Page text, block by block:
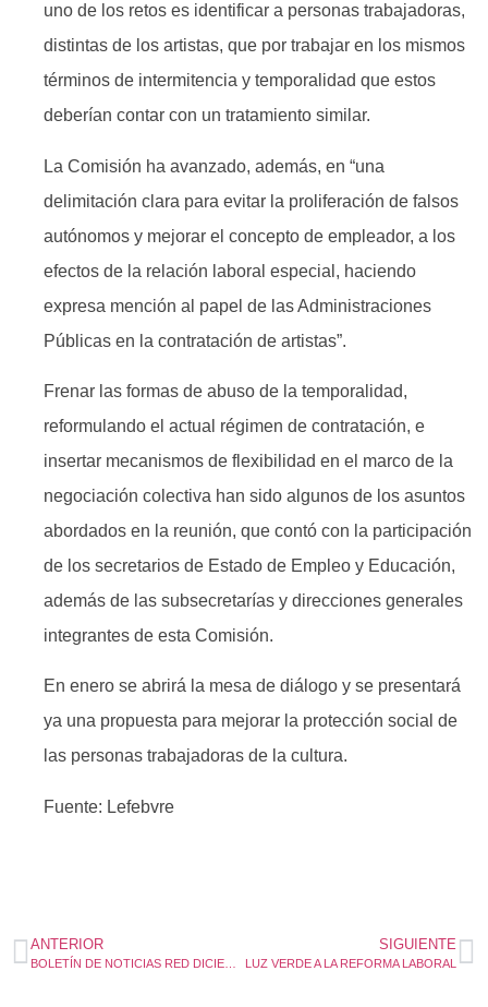
uno de los retos es identificar a personas trabajadoras,
distintas de los artistas, que por trabajar en los mismos
términos de intermitencia y temporalidad que estos
deberían contar con un tratamiento similar.
La Comisión ha avanzado, además, en “una
delimitación clara para evitar la proliferación de falsos
autónomos y mejorar el concepto de empleador, a los
efectos de la relación laboral especial, haciendo
expresa mención al papel de las Administraciones
Públicas en la contratación de artistas”.
Frenar las formas de abuso de la temporalidad,
reformulando el actual régimen de contratación, e
insertar mecanismos de flexibilidad en el marco de la
negociación colectiva han sido algunos de los asuntos
abordados en la reunión, que contó con la participación
de los secretarios de Estado de Empleo y Educación,
además de las subsecretarías y direcciones generales
integrantes de esta Comisión.
En enero se abrirá la mesa de diálogo y se presentará
ya una propuesta para mejorar la protección social de
las personas trabajadoras de la cultura.
Fuente: Lefebvre
ANTERIOR SIGUIENTE
LUZ VERDE A LA REFORMA LABORAL